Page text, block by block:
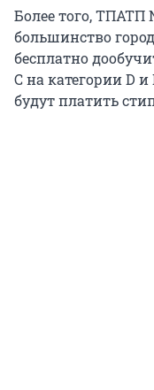
Более того, ТПАТП
большинство
бесплатно
С на категории D
будут платить